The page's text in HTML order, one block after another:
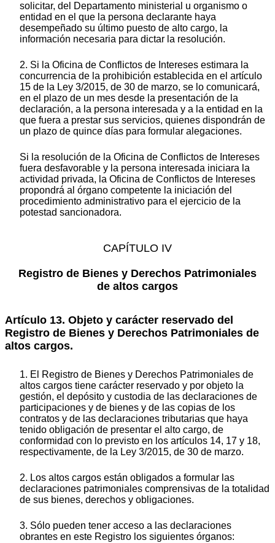
solicitar, del Departamento ministerial u organismo o
entidad en el que la persona declarante haya
desempeñado su último puesto de alto cargo, la
información necesaria para dictar la resolución.
2. Si la Oficina de Conflictos de Intereses estimara la
concurrencia de la prohibición establecida en el artículo
15 de la Ley 3/2015, de 30 de marzo, se lo comunicará,
en el plazo de un mes desde la presentación de la
declaración, a la persona interesada y a la entidad en la
que fuera a prestar sus servicios, quienes dispondrán de
un plazo de quince días para formular alegaciones.
Si la resolución de la Oficina de Conflictos de Intereses
fuera desfavorable y la persona interesada iniciara la
actividad privada, la Oficina de Conflictos de Intereses
propondrá al órgano competente la iniciación del
procedimiento administrativo para el ejercicio de la
potestad sancionadora.
CAPÍTULO IV
Registro de Bienes y Derechos Patrimoniales
de altos cargos
Artículo 13. Objeto y carácter reservado del
Registro de Bienes y Derechos Patrimoniales de
altos cargos.
1. El Registro de Bienes y Derechos Patrimoniales de
altos cargos tiene carácter reservado y por objeto la
gestión, el depósito y custodia de las declaraciones de
participaciones y de bienes y de las copias de los
contratos y de las declaraciones tributarias que haya
tenido obligación de presentar el alto cargo, de
conformidad con lo previsto en los artículos 14, 17 y 18,
respectivamente, de la Ley 3/2015, de 30 de marzo.
2. Los altos cargos están obligados a formular las
declaraciones patrimoniales comprensivas de la totalidad
de sus bienes, derechos y obligaciones.
3. Sólo pueden tener acceso a las declaraciones
obrantes en este Registro los siguientes órganos: